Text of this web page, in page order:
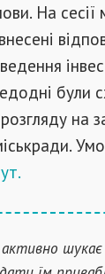
На сесії
були
на
шукає